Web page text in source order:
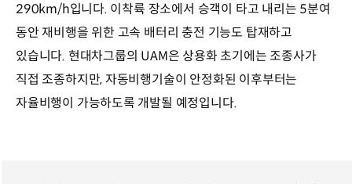
290km/h입니다. 이착륙 장소에서 승객이 타고 내리는 5분여
동안 재비행을 위한 고속 배터리 충전 기능도 탑재하고
있습니다. 현대차그룹의 UAM은 상용화 초기에는 조종사가
직접 조종하지만, 자동비행기술이 안정화된 이후부터는
자율비행이 가능하도록 개발될 예정입니다.